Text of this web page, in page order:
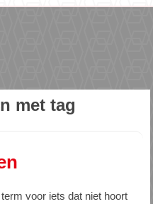
met tag
voor iets dat niet hoort